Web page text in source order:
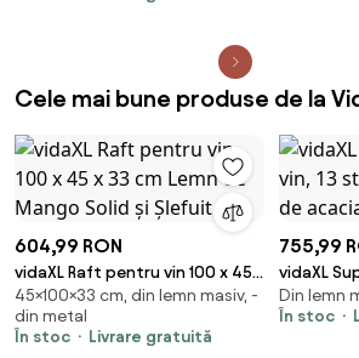
Cele mai bune produse de la
604,99 RON
vidaXL Raft pentru vin 100 x 45 x
33 cm Lemn de Mango Solid și
Şlefuit
45×100×33 cm, din lemn masiv, -
din metal
În stoc
Livrare gratuită
755,99
vidaXL
sticle,
Din lemn
În stoc